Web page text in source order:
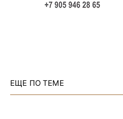
ЕЩЕ ПО ТЕМЕ